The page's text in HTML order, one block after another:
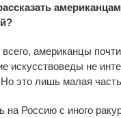
американцы почти
искусствоведы не
это лишь малая
Россию с иного